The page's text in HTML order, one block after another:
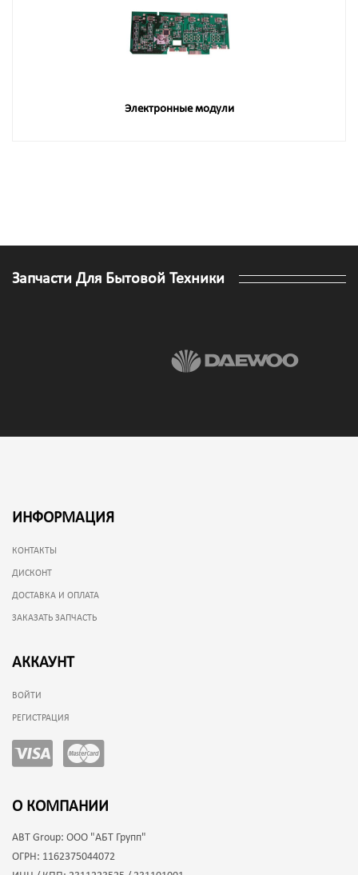
Электронные модули
Запчасти Для Бытовой Техники
ИНФОРМАЦИЯ
КОНТАКТЫ
ДИСКОНТ
ДОСТАВКА И ОПЛАТА
ЗАКАЗАТЬ ЗАПЧАСТЬ
АККАУНТ
ВОЙТИ
РЕГИСТРАЦИЯ
О КОМПАНИИ
ABT Group: ООО "АБТ Групп"
ОГРН: 1162375044072